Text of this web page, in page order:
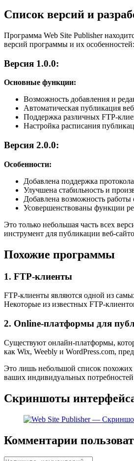
Список версий и
Программа Web Site Publisher
версий программы и их особенностей:
Версия 1.0.0:
Основные функции:
Возможность добавления и
Автоматическая публикация
Поддержка различных FTP-
Настройка расписания
Версия 2.0.0:
Особенности:
Добавлена поддержка
Улучшена стабильность и
Добавлена возможность работы
Усовершенствованы функции
Это только небольшая часть всех
инструмент для публикации веб-
Похожие программы
1. FTP-клиенты
FTP-клиенты являются одной из
Некоторые из известных FTP-
2. Online-платформы для
Существуют онлайн-платформы,
как Wix, Weebly и WordPress.com,
Это лишь небольшой список похожих
ваших индивидуальных
Скриншоты
Комментарии